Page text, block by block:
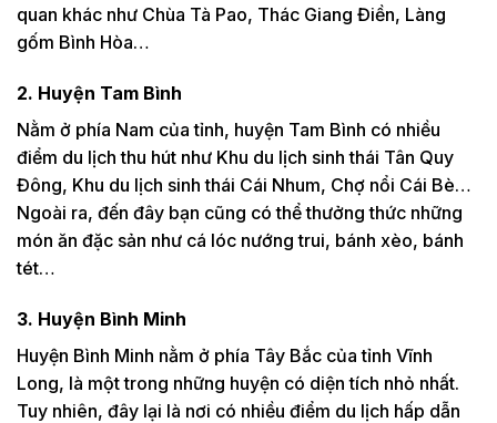
quan khác như Chùa Tà Pao, Thác Giang Điền, Làng
gốm Bình Hòa…
2. Huyện Tam Bình
Nằm ở phía Nam của tỉnh, huyện Tam Bình có nhiều
điểm du lịch thu hút như Khu du lịch sinh thái Tân Quy
Đông, Khu du lịch sinh thái Cái Nhum, Chợ nổi Cái Bè…
Ngoài ra, đến đây bạn cũng có thể thưởng thức những
món ăn đặc sản như cá lóc nướng trui, bánh xèo, bánh
tét…
3. Huyện Bình Minh
Huyện Bình Minh nằm ở phía Tây Bắc của tỉnh Vĩnh
Long, là một trong những huyện có diện tích nhỏ nhất.
Tuy nhiên, đây lại là nơi có nhiều điểm du lịch hấp dẫn